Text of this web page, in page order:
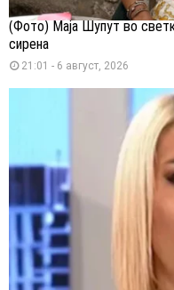
(Фото) Маја Шупут во
сирена
21:01 - 6 август, 2026